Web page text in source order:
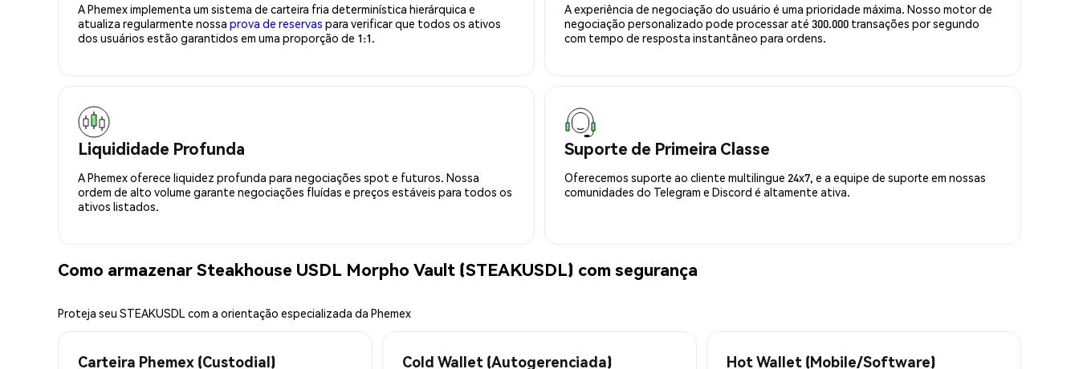
A Phemex implementa um sistema de carteira fria determinística hierárquica e
atualiza regularmente nossa prova de reservas para verificar que todos os ativos
dos usuários estão garantidos em uma proporção de 1:1.
A experiência de negociação do usuário é uma prioridade máxima. Nosso motor de
negociação personalizado pode processar até 300.000 transações por segundo
com tempo de resposta instantâneo para ordens.
Liquididade Profunda
A Phemex oferece liquidez profunda para negociações spot e futuros. Nossa
ordem de alto volume garante negociações fluídas e preços estáveis para todos os
ativos listados.
Suporte de Primeira Classe
Oferecemos suporte ao cliente multilingue 24x7, e a equipe de suporte em nossas
comunidades do Telegram e Discord é altamente ativa.
Como armazenar Steakhouse USDL Morpho Vault (STEAKUSDL) com segurança
Proteja seu STEAKUSDL com a orientação especializada da Phemex
Carteira Phemex (Custodial) Cold Wallet (Autogerenciada) Hot Wallet (Mobile/Software)